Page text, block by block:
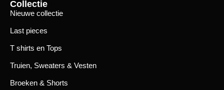
Collectie
Nieuwe collectie
Last pieces
T shirts en Tops
Truien, Sweaters & Vesten
Broeken & Shorts